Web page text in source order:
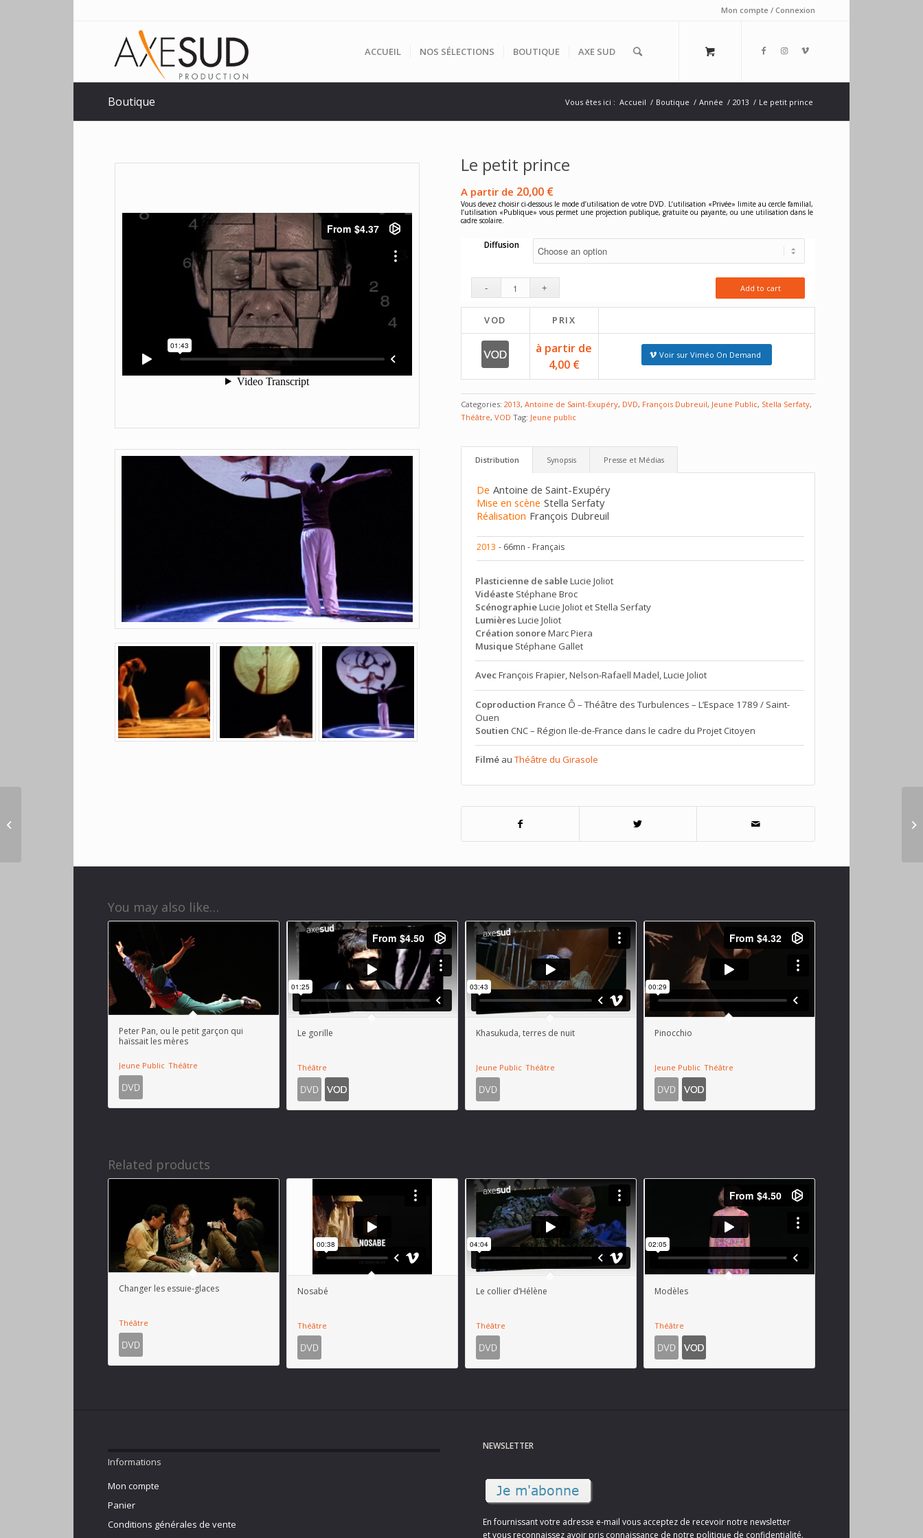
Mon compte / Connexion
ACCUEIL NOS SÉLECTIONS BOUTIQUE AXE SUD
Boutique Vous êtes ici : Accueil / Boutique / Année / 2013 / Le petit prince
Le petit prince
A partir de 20,00 €
Vous devez choisir ci-dessous le mode d’utilisation de votre DVD. L’utilisation «Privée» limite au cercle familial,
l’utilisation «Publique» vous permet une projection publique, gratuite ou payante, ou une utilisation dans le
cadre scolaire.
Diffusion
Add to cart
VOD PRIX
à partir de
4,00 €
Voir sur Viméo On Demand
Categories: 2013, Antoine de Saint-Exupéry, DVD, François Dubreuil, Jeune Public, Stella Serfaty,
Théâtre, VOD Tag: Jeune public
Distribution Synopsis Presse et Médias
De Antoine de Saint-Exupéry
Mise en scène Stella Serfaty
Réalisation François Dubreuil
2013 - 66mn - Français
Plasticienne de sableLucie Joliot
VidéasteStéphane Broc
ScénographieLucie Joliot et Stella Serfaty
LumièresLucie Joliot
Création sonoreMarc Piera
MusiqueStéphane Gallet
AvecFrançois Frapier, Nelson-Rafaell Madel, Lucie Joliot
Coproduction France Ô – Théâtre des Turbulences – L’Espace 1789 / Saint-
Ouen
Soutien CNC – Région Ile-de-France dans le cadre du Projet Citoyen
Filméau Théâtre du Girasole
You may also like…
Peter Pan, ou le petit garçon qui
haïssait les mères
Jeune Public Théâtre
Le gorille
Théâtre
Khasukuda, terres de nuit
Jeune Public Théâtre
Pinocchio
Jeune Public Théâtre
Related products
Changer les essuie-glaces
Théâtre
Nosabé
Théâtre
Le collier d’Hélène
Théâtre
Modèles
Théâtre
Informations
Mon compte
Panier
Conditions générales de vente
NEWSLETTER
En fournissant votre adresse e-mail vous acceptez de recevoir notre newsletter
et vous reconnaissez avoir pris connaissance de notre politique de confidentialité.